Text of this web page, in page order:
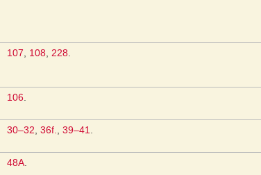
107 108 228
106
30–32 36f. 39–41
48A